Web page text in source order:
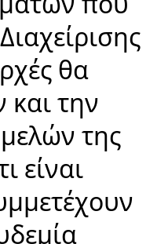
θα
και την
της
είναι